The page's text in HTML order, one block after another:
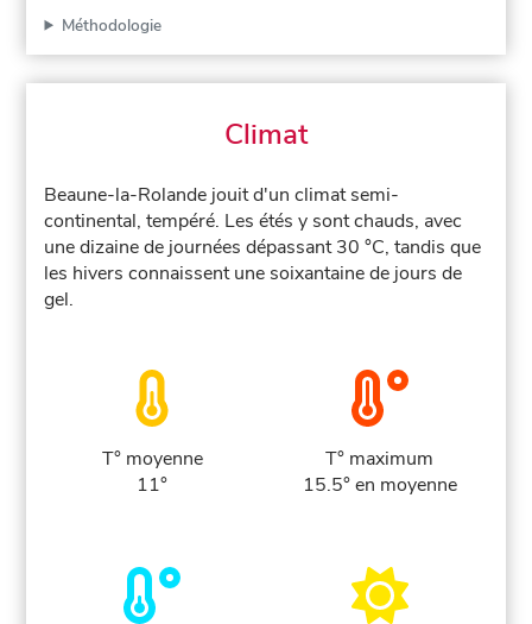
Méthodologie
Climat
Beaune-la-Rolande jouit d'un climat semi-
continental, tempéré. Les étés y sont chauds, avec
une dizaine de journées dépassant 30 °C, tandis que
les hivers connaissent une soixantaine de jours de
gel.
T° moyenne
11°
T° maximum
15.5° en moyenne